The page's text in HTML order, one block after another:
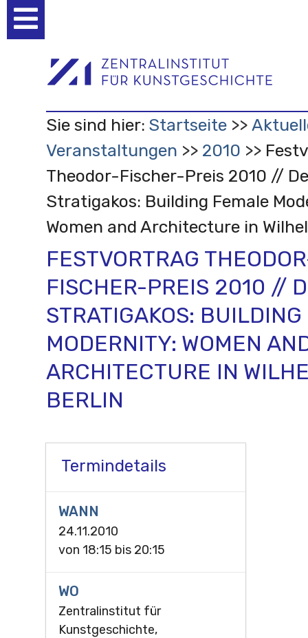
Werkzeuge
Sie sind hier: Startseite
Veranstaltungen
2010
Theodor-Fischer-Preis 2010 //
Stratigakos: Building Female
Women and Architecture in
FESTVORTRAG
FISCHER-PREIS 2010 //
STRATIGAKOS:
MODERNITY: WOMEN
ARCHITECTURE IN
BERLIN
Termindetails
WANN
24.11.2010
von 18:15 bis 20:15
WO
Zentralinstitut für
Kunstgeschichte,